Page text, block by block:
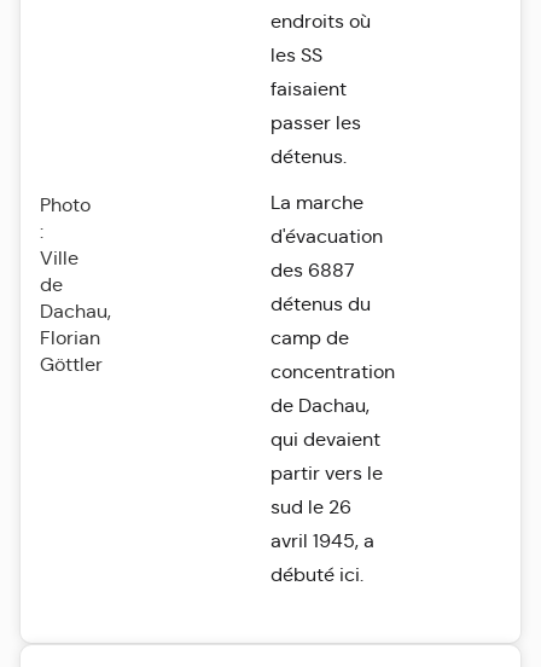
Photo
:
Ville
de
Dachau,
Florian
Göttler
endroits où
les SS
faisaient
passer les
détenus.
La marche
d'évacuation
des 6887
détenus du
camp de
concentration
de Dachau,
qui devaient
partir vers le
sud le 26
avril 1945, a
débuté ici.